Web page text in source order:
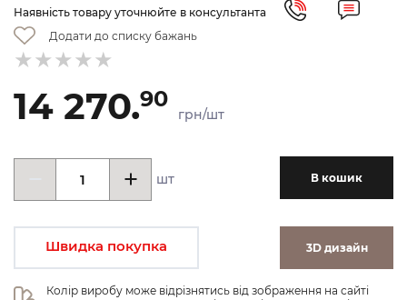
Наявність товару уточнюйте в консультанта
Додати до списку бажань
14 270.90
грн/шт
шт В кошик
Швидка покупка 3D дизайн
Колір виробу може відрізнятись від зображення на сайті